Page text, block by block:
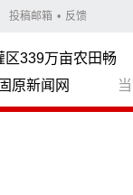
投稿邮箱 • 反馈